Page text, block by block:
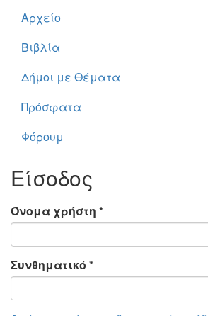
Αρχείο
Βιβλία
Δήμοι με Θέματα
Πρόσφατα
Φόρουμ
Είσοδος
Όνομα χρήστη *
Συνθηματικό *